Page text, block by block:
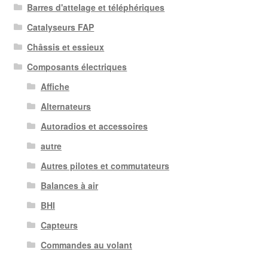
Barres d'attelage et téléphériques
Catalyseurs FAP
Châssis et essieux
Composants électriques
Affiche
Alternateurs
Autoradios et accessoires
autre
Autres pilotes et commutateurs
Balances à air
BHI
Capteurs
Commandes au volant